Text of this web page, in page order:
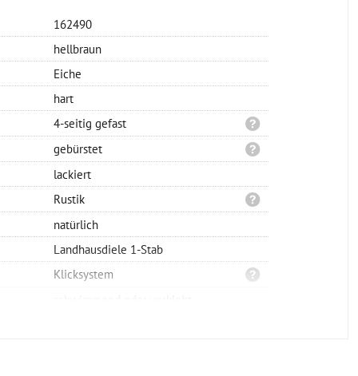
162490
hellbraun
Eiche
hart
4-seitig gefast
gebürstet
lackiert
Rustik
natürlich
Landhausdiele 1-Stab
Klicksystem